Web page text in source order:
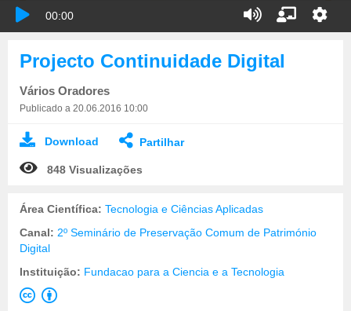
00:00
Projecto Continuidade Digital
Vários Oradores
Publicado a 20.06.2016 10:00
Download Partilhar
848 Visualizações
Área Científica: Tecnologia e Ciências Aplicadas
Canal: 2º Seminário de Preservação Comum de Património
Digital
Instituição: Fundacao para a Ciencia e a Tecnologia